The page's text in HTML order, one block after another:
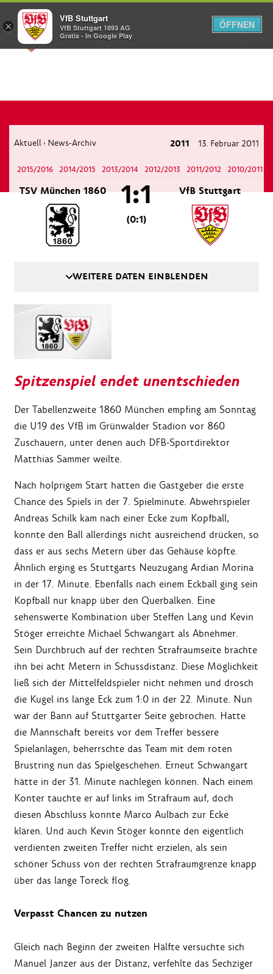
Menü
Aktuell › News-Archiv 2011 13. Februar 2011
2015/2016 2014/2015 2013/2014 2012/2013 2011/2012 2010/2011
TSV München 1860 VfB Stuttgart
1:1
(0:1)
WEITERE DATEN EINBLENDEN
Spitzenspiel endet unentschieden
Der Tabellenzweite 1860 München empfing am Sonntag
die U19 des VfB im Grünwalder Stadion vor 860
Zuschauern, unter denen auch DFB-Sportdirektor
Matthias Sammer weilte.
Nach holprigem Start hatten die Gastgeber die erste
Chance des Spiels in der 7. Spielminute. Abwehrspieler
Andreas Schilk kam nach einer Ecke zum Kopfball,
konnte den Ball allerdings nicht ausreichend drücken, so
dass er aus sechs Metern über das Gehäuse köpfte.
Ähnlich erging es Stuttgarts Neuzugang Ardian Morina
in der 17. Minute. Ebenfalls nach einem Eckball ging sein
Kopfball nur knapp über den Querbalken. Eine
sehenswerte Kombination über Steffen Lang und Kevin
Stöger erreichte Michael Schwangart als Abnehmer.
Sein Durchbruch auf der rechten Strafraumseite brachte
ihn bei acht Metern in Schussdistanz. Diese Möglichkeit
ließ sich der Mittelfeldspieler nicht nehmen und drosch
die Kugel ins lange Eck zum 1:0 in der 22. Minute. Nun
war der Bann auf Stuttgarter Seite gebrochen. Hatte
die Mannschaft bereits vor dem Treffer bessere
Spielanlagen, beherrschte das Team mit dem roten
Brustring nun das Spielgeschehen. Erneut Schwangart
hätte in der 31. Minute nachlegen können. Nach einem
Konter tauchte er auf links im Strafraum auf, doch
diesen Abschluss konnte Marco Aulbach zur Ecke
klären. Und auch Kevin Stöger konnte den eigentlich
verdienten zweiten Treffer nicht erzielen, als sein
schöner Schuss von der rechten Strafraumgrenze knapp
über das lange Toreck flog.
Verpasst Chancen zu nutzen
Gleich nach Beginn der zweiten Hälfte versuchte sich
Manuel Janzer aus der Distanz, verfehlte das Sechziger
×
VfB Stuttgart
VfB Stuttgart 1893 AG
Gratis - In Google Play
ÖFFNEN